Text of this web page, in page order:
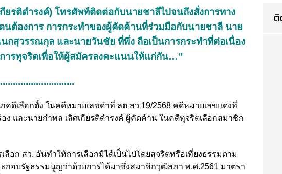
รติดำรงค์) โทรศัพท์ติดต่อกับนายชาลีไปจนถึงสั่งการทาง
ต้องการ การกระทำของผู้คัดค้านที่ร่วมมือกับนายชาลี นาย
สุวรรณกุล และนายวันชัย ที่พึ่ง ถือเป็นการกระทำที่ต่อเนื่อง
ารทุจริตเพื่อให้ผู้สมัครลงคะแนนให้แก่กัน…”
ดีเลือกตั้ง ในคดีหมายเลขดำที่ ลต สว 19/2568 คดีหมายเลขแดงที่
ง และนายกำพล เลิศเกียรติดำรงค์ ผู้คัดค้าน ในคดีทุจริตเลือกสมาชิก
ก สว. อันทำให้การเลือกมิได้เป็นไปโดยสุจริตหรือเที่ยงธรรมตาม
กอบรัฐธรรมนูญว่าด้วยการได้มาซึ่งสมาชิกวุฒิสภา พ.ศ.2561 มาตรา
ติ